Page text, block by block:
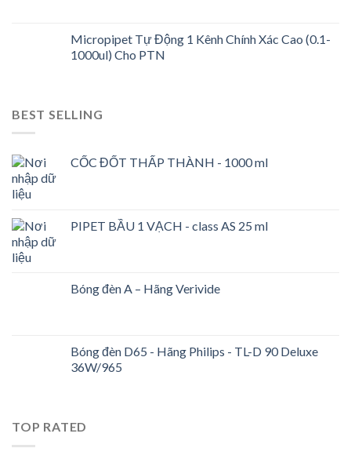
Micropipet Tự Động 1 Kênh Chính Xác Cao (0.1-
1000ul) Cho PTN
BEST SELLING
CỐC ĐỐT THẤP THÀNH - 1000 ml
PIPET BẦU 1 VẠCH - class AS 25 ml
Bóng đèn A – Hãng Verivide
Bóng đèn D65 - Hãng Philips - TL-D 90 Deluxe
36W/965
TOP RATED